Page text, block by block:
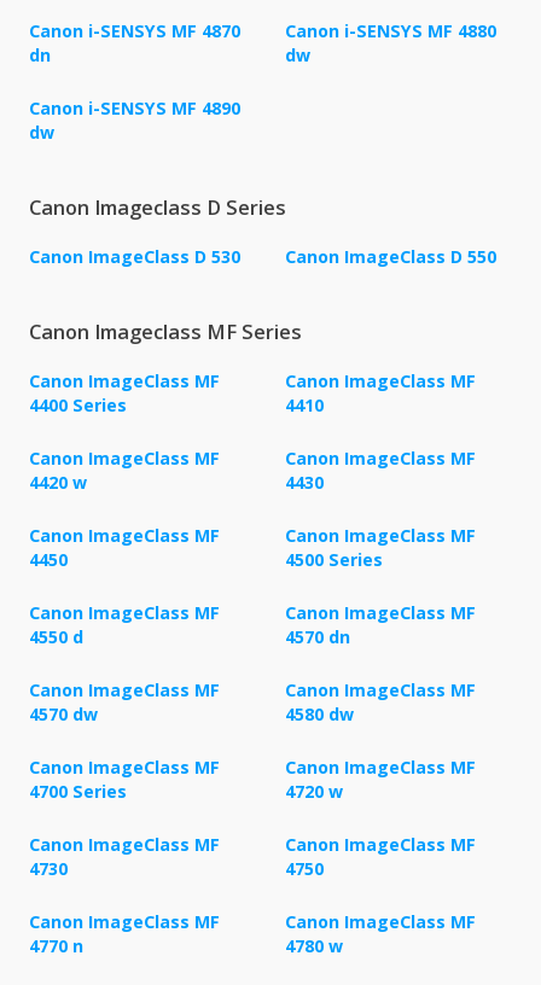
Canon i-SENSYS MF 4870
dn
Canon i-SENSYS MF 4880
dw
Canon i-SENSYS MF 4890
dw
Canon Imageclass D Series
Canon ImageClass D 530 Canon ImageClass D 550
Canon Imageclass MF Series
Canon ImageClass MF
4400 Series
Canon ImageClass MF
4410
Canon ImageClass MF
4420 w
Canon ImageClass MF
4430
Canon ImageClass MF
4450
Canon ImageClass MF
4500 Series
Canon ImageClass MF
4550 d
Canon ImageClass MF
4570 dn
Canon ImageClass MF
4570 dw
Canon ImageClass MF
4580 dw
Canon ImageClass MF
4700 Series
Canon ImageClass MF
4720 w
Canon ImageClass MF
4730
Canon ImageClass MF
4750
Canon ImageClass MF
4770 n
Canon ImageClass MF
4780 w